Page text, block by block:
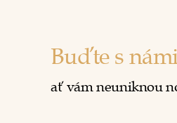
Buďte s
ať vám neuniknou